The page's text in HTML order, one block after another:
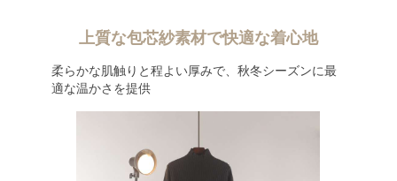
上質な包芯紗素材で快適な着心地
柔らかな肌触りと程よい厚みで、秋冬シーズンに最
適な温かさを提供